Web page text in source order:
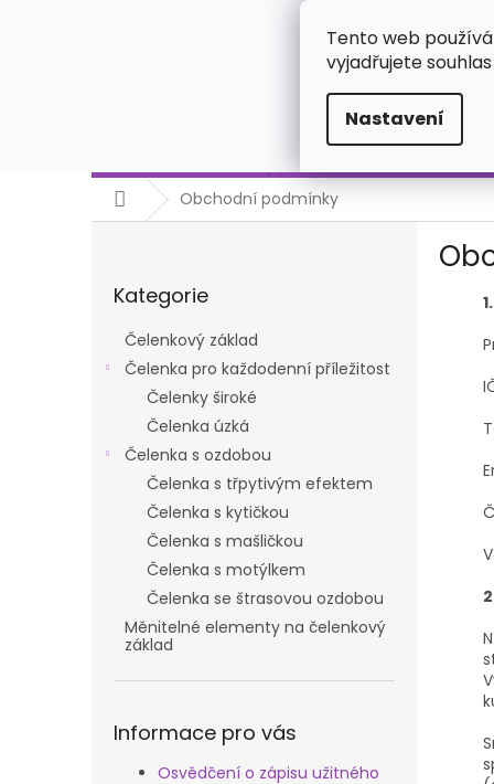
Tento web
vyjadřujete
Nastavení
DomůObchodní podmínky
kategorie
Kategorie
Čelenkový základ
Čelenka pro každodenní příležitost
Čelenky široké
Čelenka úzká
Čelenka s ozdobou
Čelenka s třpytivým efektem
Čelenka s kytičkou
Čelenka s mašličkou
Čelenka s motýlkem
Čelenka se štrasovou ozdobou
Měnitelné elementy na čelenkový
základ
Informace pro vás
Osvědčení o zápisu užitného